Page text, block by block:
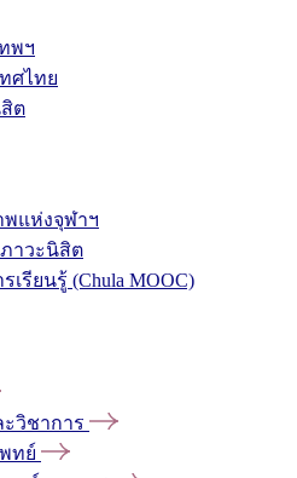
พฯ
ศไทย
ต
แห่งจุฬาฯ
าวะนิสิต
รียนรู้ (Chula MOOC)
วิชาการ
ทย์